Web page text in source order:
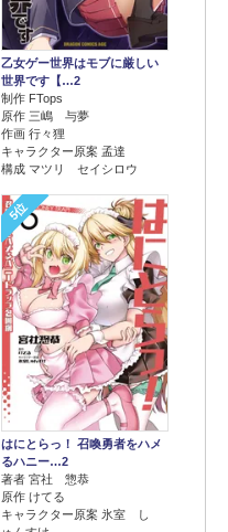
乙女ゲー世界はモブに厳しい
世界です【…2
制作 FTops
原作 三嶋 与夢
作画 行々狸
キャラクター原案 孟達
構成 マツリ セイシロウ
5位
はにとらっ！ 召喚勇者をハメ
るハニー…2
著者 宮社 惣恭
原作 けてる
キャラクター原案 氷室 し